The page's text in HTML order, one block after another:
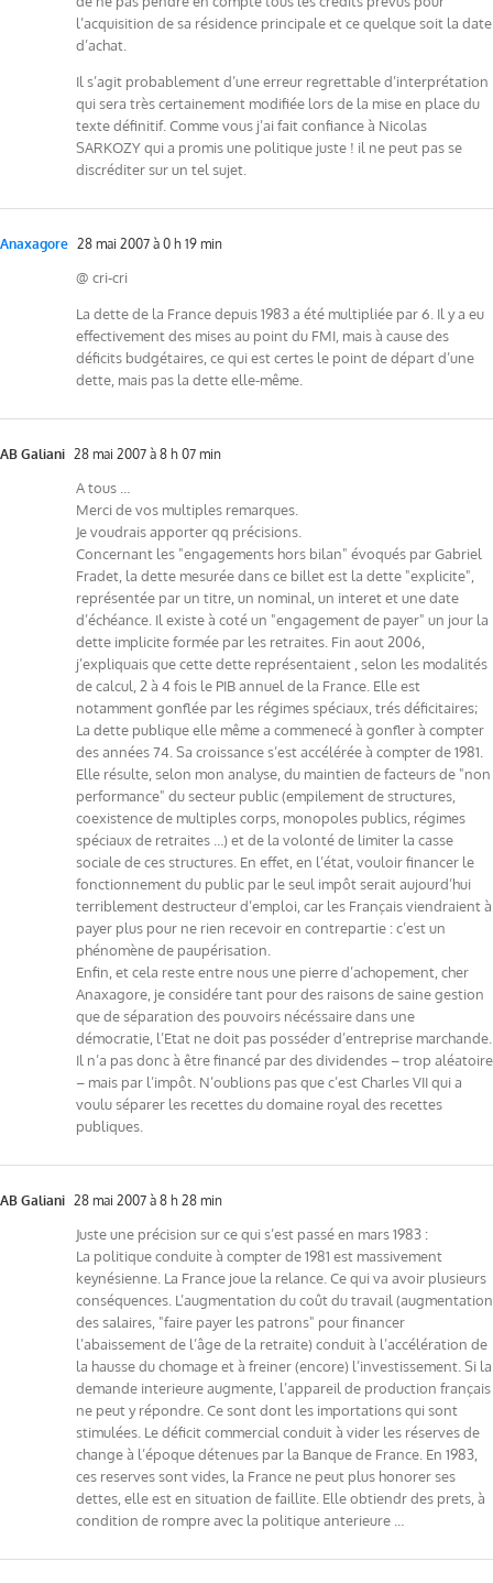
l’acquisition de sa résidence principale et ce quelque soit la date
d’achat.
Il s’agit probablement d’une erreur regrettable d’interprétation
qui sera très certainement modifiée lors de la mise en place du
texte définitif. Comme vous j’ai fait confiance à Nicolas
SARKOZY qui a promis une politique juste ! il ne peut pas se
discréditer sur un tel sujet.
Anaxagore 28 mai 2007 à 0 h 19 min
@ cri-cri
La dette de la France depuis 1983 a été multipliée par 6. Il y a eu
effectivement des mises au point du FMI, mais à cause des
déficits budgétaires, ce qui est certes le point de départ d’une
dette, mais pas la dette elle-même.
AB Galiani 28 mai 2007 à 8 h 07 min
A tous …
Merci de vos multiples remarques.
Je voudrais apporter qq précisions.
Concernant les "engagements hors bilan" évoqués par Gabriel
Fradet, la dette mesurée dans ce billet est la dette "explicite",
représentée par un titre, un nominal, un interet et une date
d’échéance. Il existe à coté un "engagement de payer" un jour la
dette implicite formée par les retraites. Fin aout 2006,
j’expliquais que cette dette représentaient , selon les modalités
de calcul, 2 à 4 fois le PIB annuel de la France. Elle est
notamment gonflée par les régimes spéciaux, trés déficitaires;
La dette publique elle même a commenecé à gonfler à compter
des années 74. Sa croissance s’est accélérée à compter de 1981.
Elle résulte, selon mon analyse, du maintien de facteurs de "non
performance" du secteur public (empilement de structures,
coexistence de multiples corps, monopoles publics, régimes
spéciaux de retraites …) et de la volonté de limiter la casse
sociale de ces structures. En effet, en l’état, vouloir financer le
fonctionnement du public par le seul impôt serait aujourd’hui
terriblement destructeur d’emploi, car les Français viendraient à
payer plus pour ne rien recevoir en contrepartie : c’est un
phénomène de paupérisation.
Enfin, et cela reste entre nous une pierre d’achopement, cher
Anaxagore, je considére tant pour des raisons de saine gestion
que de séparation des pouvoirs nécéssaire dans une
démocratie, l’Etat ne doit pas posséder d’entreprise marchande.
Il n’a pas donc à être financé par des dividendes – trop aléatoire
– mais par l’impôt. N’oublions pas que c’est Charles VII qui a
voulu séparer les recettes du domaine royal des recettes
publiques.
AB Galiani 28 mai 2007 à 8 h 28 min
Juste une précision sur ce qui s’est passé en mars 1983 :
La politique conduite à compter de 1981 est massivement
keynésienne. La France joue la relance. Ce qui va avoir plusieurs
conséquences. L’augmentation du coût du travail (augmentation
des salaires, "faire payer les patrons" pour financer
l’abaissement de l’âge de la retraite) conduit à l’accélération de
la hausse du chomage et à freiner (encore) l’investissement. Si la
demande interieure augmente, l’appareil de production français
ne peut y répondre. Ce sont dont les importations qui sont
stimulées. Le déficit commercial conduit à vider les réserves de
change à l’époque détenues par la Banque de France. En 1983,
ces reserves sont vides, la France ne peut plus honorer ses
dettes, elle est en situation de faillite. Elle obtiendr des prets, à
condition de rompre avec la politique anterieure …